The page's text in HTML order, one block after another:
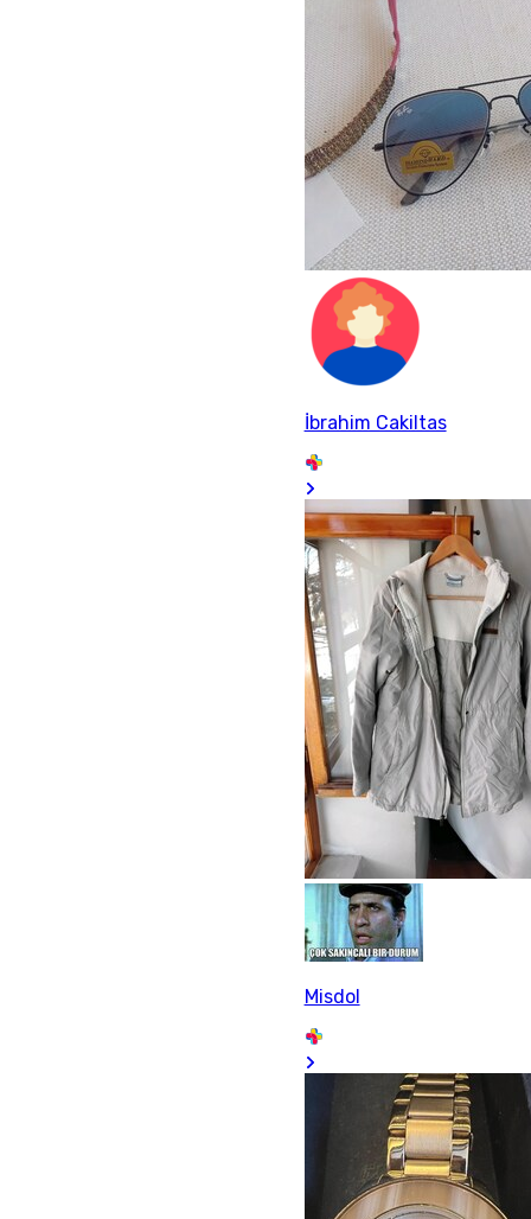
İbrahim Cakiltas
Misdol